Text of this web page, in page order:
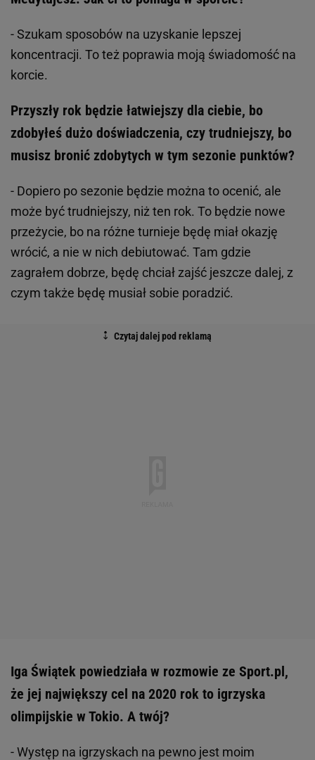
- Szukam sposobów na uzyskanie lepszej
koncentracji. To też poprawia moją świadomość na
korcie.
Przyszły rok będzie łatwiejszy dla ciebie, bo
zdobyłeś dużo doświadczenia, czy trudniejszy, bo
musisz bronić zdobytych w tym sezonie punktów?
- Dopiero po sezonie będzie można to ocenić, ale
może być trudniejszy, niż ten rok. To będzie nowe
przeżycie, bo na różne turnieje będę miał okazję
wrócić, a nie w nich debiutować. Tam gdzie
zagrałem dobrze, będę chciał zajść jeszcze dalej, z
czym także będę musiał sobie poradzić.
Iga Świątek powiedziała w rozmowie ze Sport.pl,
że jej największy cel na 2020 rok to igrzyska
olimpijskie w Tokio. A twój?
- Występ na igrzyskach na pewno jest moim